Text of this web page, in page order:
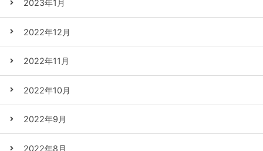
2023年1月
2022年12月
2022年11月
2022年10月
2022年9月
2022年8月